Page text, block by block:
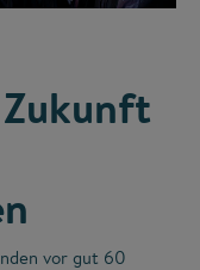
vor gut 60